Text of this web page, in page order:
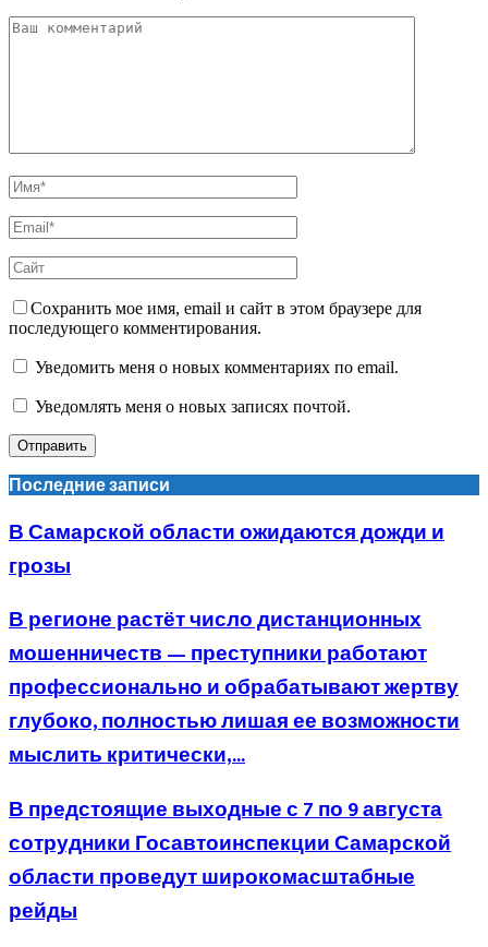
Сохранить мое имя, email и сайт в этом браузере для
последующего комментирования.
Уведомить меня о новых комментариях по email.
Уведомлять меня о новых записях почтой.
Последние записи
В Самарской области ожидаются дожди и
грозы
В регионе растёт число дистанционных
мошенничеств — преступники работают
профессионально и обрабатывают жертву
глубоко, полностью лишая ее возможности
мыслить критически,...
В предстоящие выходные с 7 по 9 августа
сотрудники Госавтоинспекции Самарской
области проведут широкомасштабные
рейды